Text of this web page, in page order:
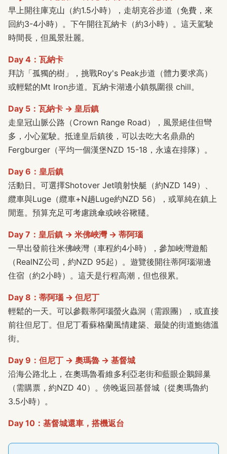
早上開往庫克山（約1.5小時），走胡克谷步道（免費，來
回約3-4小時）。下午開往瓦納卡（約3小時）。這天駕駛
時間長，但風景壯麗。
Day 4：瓦納卡
拜訪「孤獨的樹」，挑戰Roy's Peak步道（體力要求高）
或輕鬆的Mt Iron步道。瓦納卡湖邊小鎮氛圍很 chill。
Day 5：瓦納卡 → 皇后鎮
走皇冠山脈公路（Crown Range Road），風景絕佳但彎
多，小心駕駛。抵達皇后鎮後，可以去吃大名鼎鼎的
Fergburger（平均一個漢堡NZD 15-18，永遠在排隊）。
Day 6：皇后鎮
活動日。可選擇Shotover Jet噴射快艇（約NZD 149）、
纜車與Luge（纜車+N趟Luge約NZD 56），或單純在鎮上
閒逛。預算充足可考慮跳傘或峽谷鞦韆。
Day 7：皇后鎮 → 米佛峽灣 → 蒂阿瑙
一早出發前往米佛峽灣（車程約4小時），參加峽灣遊船
（RealNZ公司，約NZD 95起）。遊覽後開往蒂阿瑙湖邊
住宿（約2小時）。這天是行程高潮，但也很累。
Day 8：蒂阿瑙 → 但尼丁
輕鬆的一天。可以參觀蒂阿瑙螢火蟲洞（需跟團），或直接
前往但尼丁。但尼丁看蘇格蘭風情建築、最陡的街道鮑德溫
街。
Day 9：但尼丁 → 奧瑪魯 → 基督城
沿海公路北上，在奧瑪魯看維多利亞老街和藍眼企鵝歸巢
（需購票，約NZD 40）。傍晚返回基督城（從奧瑪魯約
3.5小時）。
Day 10：基督城還車，搭機返台